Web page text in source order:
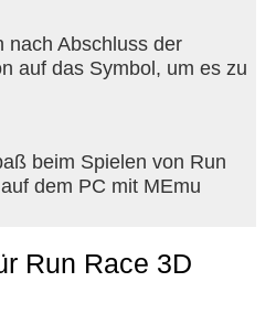
nach Abschluss der
auf das Symbol, um es zu
beim Spielen von Run
dem PC mit MEmu
Run Race 3D